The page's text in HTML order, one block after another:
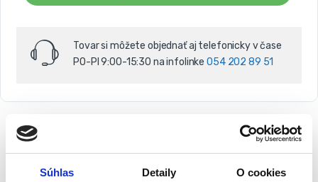
Súhlas Detaily O cookies
Tovar si môžete objednať aj telefonicky v čase
PO-PI 9:00-15:30 na infolinke054 202 89 51
Popis